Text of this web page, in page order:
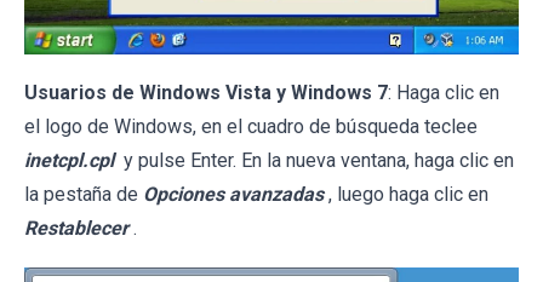
Usuarios de Windows Vista y Windows 7: Haga clic en
el logo de Windows, en el cuadro de búsqueda teclee
inetcpl.cpl y pulse Enter. En la nueva ventana, haga clic en
la pestaña de Opciones avanzadas , luego haga clic en
Restablecer .